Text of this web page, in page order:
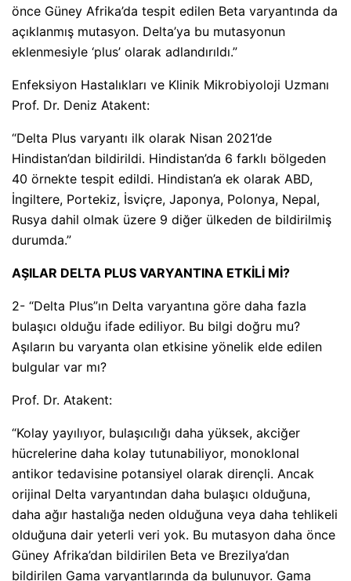
önce Güney Afrika’da tespit edilen Beta varyantında da
açıklanmış mutasyon. Delta’ya bu mutasyonun
eklenmesiyle ‘plus’ olarak adlandırıldı.”
Enfeksiyon Hastalıkları ve Klinik Mikrobiyoloji Uzmanı
Prof. Dr. Deniz Atakent:
“Delta Plus varyantı ilk olarak Nisan 2021’de
Hindistan’dan bildirildi. Hindistan’da 6 farklı bölgeden
40 örnekte tespit edildi. Hindistan’a ek olarak ABD,
İngiltere, Portekiz, İsviçre, Japonya, Polonya, Nepal,
Rusya dahil olmak üzere 9 diğer ülkeden de bildirilmiş
durumda.”
AŞILAR DELTA PLUS VARYANTINA ETKİLİ Mİ?
2- “Delta Plus”ın Delta varyantına göre daha fazla
bulaşıcı olduğu ifade ediliyor. Bu bilgi doğru mu?
Aşıların bu varyanta olan etkisine yönelik elde edilen
bulgular var mı?
Prof. Dr. Atakent:
“Kolay yayılıyor, bulaşıcılığı daha yüksek, akciğer
hücrelerine daha kolay tutunabiliyor, monoklonal
antikor tedavisine potansiyel olarak dirençli. Ancak
orijinal Delta varyantından daha bulaşıcı olduğuna,
daha ağır hastalığa neden olduğuna veya daha tehlikeli
olduğuna dair yeterli veri yok. Bu mutasyon daha önce
Güney Afrika’dan bildirilen Beta ve Brezilya’dan
bildirilen Gama varyantlarında da bulunuyor. Gama